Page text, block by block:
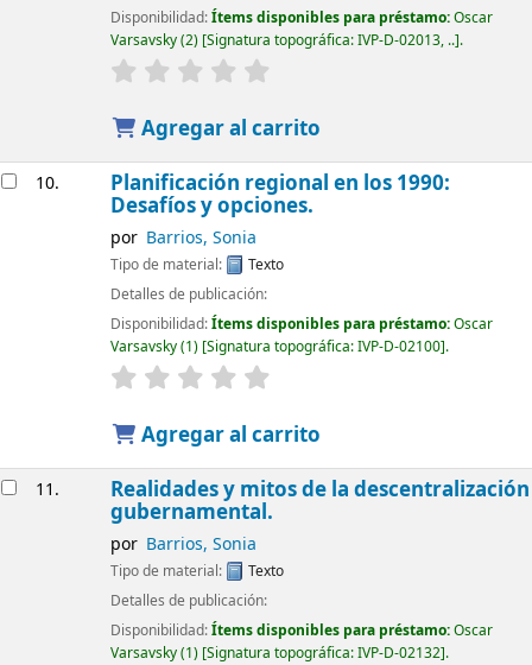
Disponibilidad:Ítems disponibles para préstamo:Oscar
Varsavsky(2) Signatura topográfica:IVP-D-02013, .. .
Agregar al carrito
10. Planificación regional en los 1990:
Desafíos y opciones.
por Barrios, Sonia
Tipo de material:
Texto
Detalles de publicación:
Disponibilidad:Ítems disponibles para préstamo:Oscar
Varsavsky(1) Signatura topográfica:IVP-D-02100 .
Agregar al carrito
11. Realidades y mitos de la descentralización
gubernamental.
por Barrios, Sonia
Tipo de material:
Texto
Detalles de publicación:
Disponibilidad:Ítems disponibles para préstamo:Oscar
Varsavsky(1) Signatura topográfica:IVP-D-02132 .